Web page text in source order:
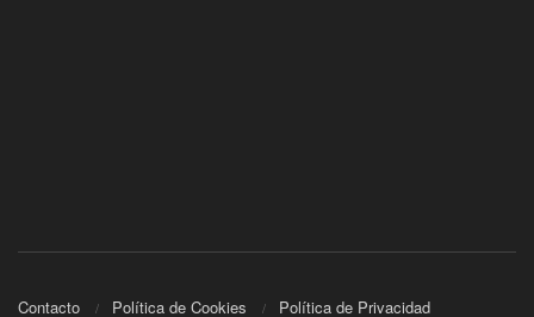
Contacto Política de Cookies Política de Privacidad